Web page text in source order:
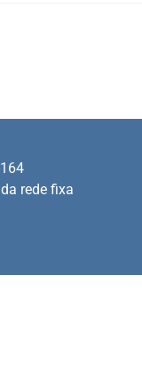
rede fixa